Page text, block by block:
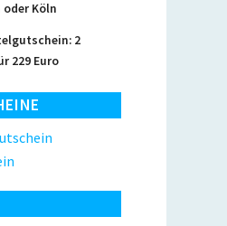
oder Köln
2
229 Euro